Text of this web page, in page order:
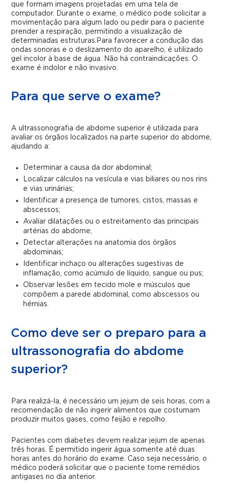
que formam imagens projetadas em uma tela de
computador. Durante o exame, o médico pode solicitar a
movimentação para algum lado ou pedir para o paciente
prender a respiração, permitindo a visualização de
determinadas estruturas. Para favorecer a condução das
ondas sonoras e o deslizamento do aparelho, é utilizado
gel incolor à base de água. Não há contraindicações. O
exame é indolor e não invasivo.
Para que serve o exame?
A ultrassonografia de abdome superior é utilizada para
avaliar os órgãos localizados na parte superior do abdome,
ajudando a:
Determinar a causa da dor abdominal;
Localizar cálculos na vesícula e vias biliares ou nos rins
e vias urinárias;
Identificar a presença de tumores, cistos, massas e
abscessos;
Avaliar dilatações ou o estreitamento das principais
artérias do abdome;
Detectar alterações na anatomia dos órgãos
abdominais;
Identificar inchaço ou alterações sugestivas de
inflamação, como acúmulo de líquido, sangue ou pus;
Observar lesões em tecido mole e músculos que
compõem a parede abdominal, como abscessos ou
hérnias.
Como deve ser o preparo para a
ultrassonografia do abdome
superior?
Para realizá-la, é necessário um jejum de seis horas, com a
recomendação de não ingerir alimentos que costumam
produzir muitos gases, como feijão e repolho.
Pacientes com diabetes devem realizar jejum de apenas
três horas. É permitido ingerir água somente até duas
horas antes do horário do exame. Caso seja necessário, o
médico poderá solicitar que o paciente tome remédios
antigases no dia anterior.